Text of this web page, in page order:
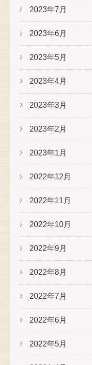
2023年7月
2023年6月
2023年5月
2023年4月
2023年3月
2023年2月
2023年1月
2022年12月
2022年11月
2022年10月
2022年9月
2022年8月
2022年7月
2022年6月
2022年5月